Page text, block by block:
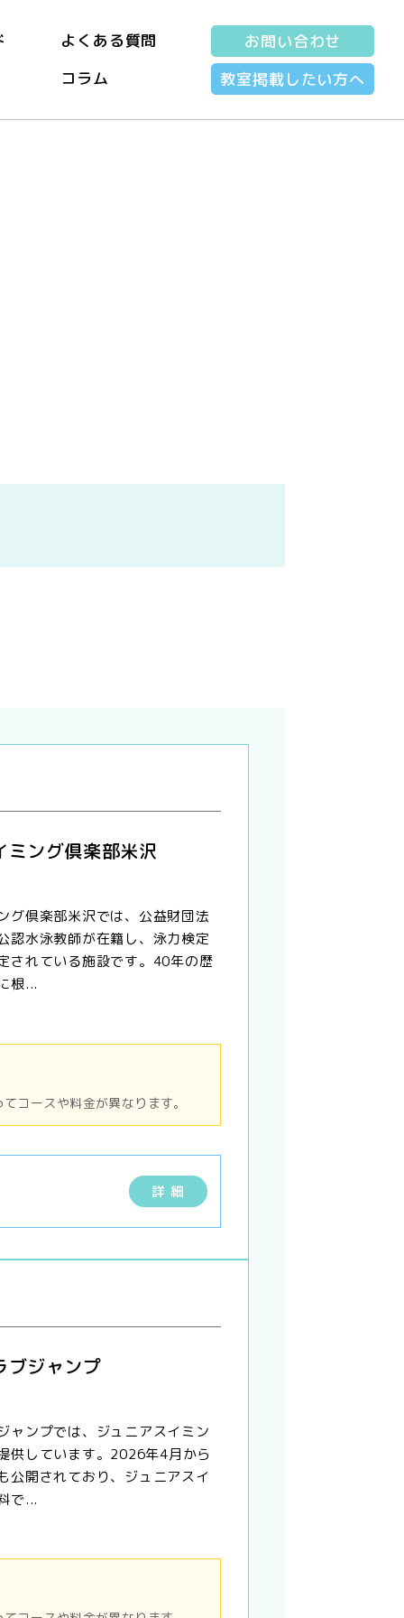
よくある質問
コラム
お問い合わせ
教室掲載したい方へ
ミング倶楽部米沢
グ倶楽部米沢では、公益財団法
認水泳教師が在籍し、泳力検定
されている施設です。40年の歴
根...
コースや料金が異なります。
詳 細
ブジャンプ
ャンプでは、ジュニアスイミン
供しています。2026年4月から
公開されており、ジュニアスイ
で...